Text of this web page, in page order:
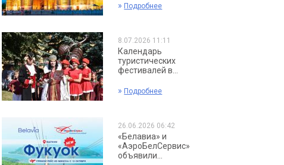
» Подробнее
8.07.2026 11:11
Календарь
туристических
фестивалей в...
» Подробнее
26.06.2026 06:42
«Белавиа» и
«АэроБелСервис»
объявили...